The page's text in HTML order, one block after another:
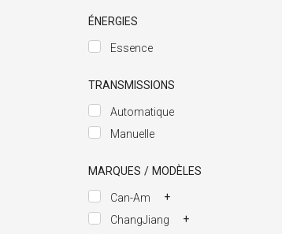
ÉNERGIES
Essence
TRANSMISSIONS
Automatique
Manuelle
MARQUES / MODÈLES
+
Can-Am
+
ChangJiang